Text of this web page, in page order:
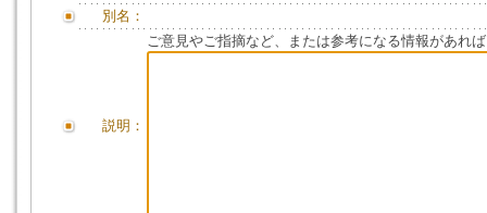
別名：
説明：
ご意見やご指摘など、または参考になる情報があれ